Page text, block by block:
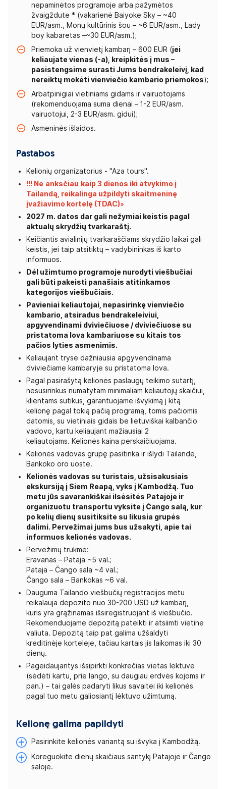
nepaminėtos programoje arba pažymėtos
žvaigždute * (vakarienė Baiyoke Sky – ~40
EUR/asm., Monų kultūrinis šou – ~6 EUR/asm., Lady
boy kabaretas –~30 EUR/asm.);
Priemoka už vienvietį kambarį – 600 EUR (jei
keliaujate vienas (-a), kreipkitės į mus –
pasistengsime surasti Jums bendrakeleivį, kad
nereiktų mokėti vienviečio kambario priemokos);
Arbatpinigiai vietiniams gidams ir vairuotojams
(rekomenduojama suma dienai – 1-2 EUR/asm.
vairuotojui, 2-3 EUR/asm. gidui);
Asmeninės išlaidos.
Pastabos
Kelionių organizatorius - "Aza tours".
!!! Ne anksčiau kaip 3 dienos iki atvykimo į
Tailandą, reikalinga užpildyti skaitmeninę
įvažiavimo kortelę (TDAC)»
2027 m. datos dar gali nežymiai keistis pagal
aktualų skrydžių tvarkaraštį.
Keičiantis avialinijų tvarkaraščiams skrydžio laikai gali
keistis, jei taip atsitiktų – vadybininkas iš karto
informuos.
Dėl užimtumo programoje nurodyti viešbučiai
gali būti pakeisti panašiais atitinkamos
kategorijos viešbučiais.
Pavieniai keliautojai, nepasirinkę vienviečio
kambario, atsiradus bendrakeleiviui,
apgyvendinami dviviečiuose / dviviečiuose su
pristatoma lova kambariuose su kitais tos
pačios lyties asmenimis.
Keliaujant tryse dažniausia apgyvendinama
dviviečiame kambaryje su pristatoma lova.
Pagal pasirašytą kelionės paslaugų teikimo sutartį,
nesusirinkus numatytam minimaliam keliautojų skaičiui,
klientams sutikus, garantuojame išvykimą į kitą
kelionę pagal tokią pačią programą, tomis pačiomis
datomis, su vietiniais gidais be lietuviškai kalbančio
vadovo, kartu keliaujant mažiausiai 2
keliautojams. Kelionės kaina perskaičiuojama.
Kelionės vadovas grupę pasitinka ir išlydi Tailande,
Bankoko oro uoste.
Kelionės vadovas su turistais, užsisakusiais
ekskursiją į Siem Reapą, vyks į Kambodžą. Tuo
metu jūs savarankiškai ilsėsitės Patajoje ir
organizuotu transportu vyksite į Čango salą, kur
po kelių dienų susitiksite su likusia grupės
dalimi. Pervežimai jums bus užsakyti, apie tai
informuos kelionės vadovas.
Pervežimų trukmė:
Eravanas – Pataja ~5 val.;
Pataja – Čango sala ~4 val.;
Čango sala – Bankokas ~6 val.
Dauguma Tailando viešbučių registracijos metu
reikalauja depozito nuo 30-200 USD už kambarį,
kuris yra grąžinamas išsiregistruojant iš viešbučio.
Rekomenduojame depozitą pateikti ir atsiimti vietine
valiuta. Depozitą taip pat galima užšaldyti
kreditinėje kortelėje, tačiau kartais jis laikomas iki 30
dienų.
Pageidaujantys išsipirkti konkrečias vietas lėktuve
(sėdėti kartu, prie lango, su daugiau erdvės kojoms ir
pan.) – tai galės padaryti likus savaitei iki kelionės
pagal tuo metu galiosiantį lėktuvo užimtumą.
Kelionę galima papildyti
Pasirinkite kelionės variantą su išvyka į Kambodžą.
Koreguokite dienų skaičiaus santykį Patajoje ir Čango
saloje.